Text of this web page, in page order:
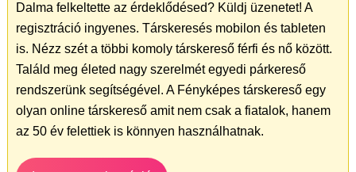
Dalma felkeltette az érdeklődésed? Küldj üzenetet! A
regisztráció ingyenes. Társkeresés mobilon és tableten
is. Nézz szét a többi komoly társkereső férfi és nő között.
Találd meg életed nagy szerelmét egyedi párkereső
rendszerünk segítségével. A Fényképes társkereső egy
olyan online társkereső amit nem csak a fiatalok, hanem
az 50 év felettiek is könnyen használhatnak.